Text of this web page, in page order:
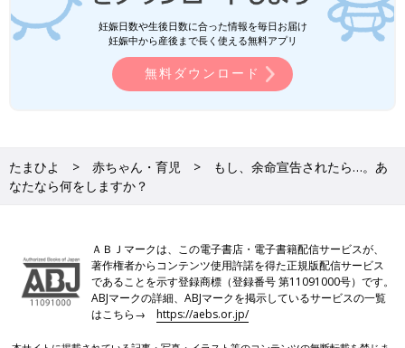
妊娠日数や生後日数に合った情報を毎日お届け
妊娠中から産後まで長く使える無料アプリ
無料ダウンロード
たまひよ 赤ちゃん・育児
もし、余命宣告されたら…。あ
なたなら何をしますか？
ＡＢＪマークは、この電子書店・電子書籍配信サービスが、
著作権者からコンテンツ使用許諾を得た正規版配信サービス
であることを示す登録商標（登録番号 第11091000号）です。
ABJマークの詳細、ABJマークを掲示しているサービスの一覧
はこちら→https://aebs.or.jp/